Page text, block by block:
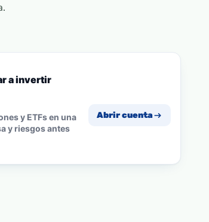
a invertir
y ETFs en una
y riesgos antes
Abrir cuenta